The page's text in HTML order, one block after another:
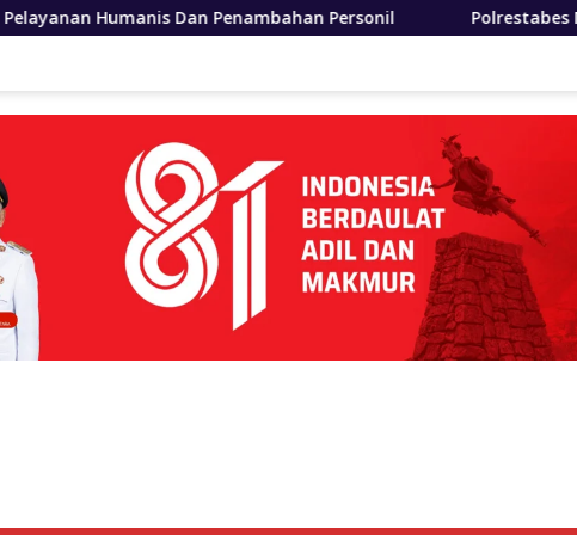
Personil Polrestabes Medan Ungkap 1.187